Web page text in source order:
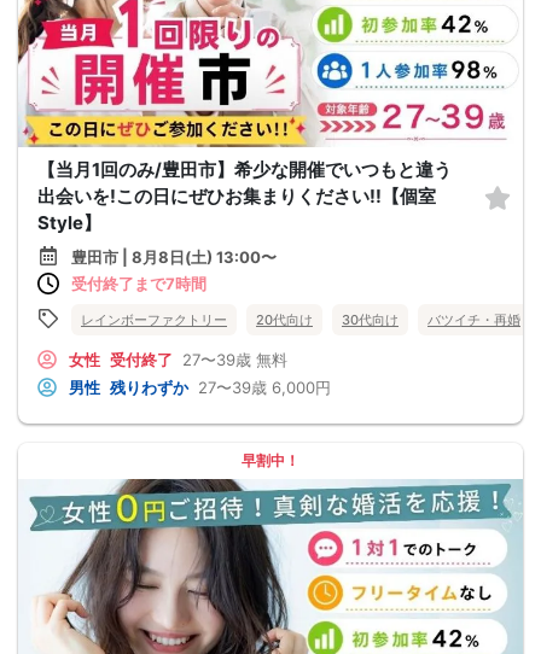
【当月1回のみ/豊田市】希少な開催でいつもと違う
出会いを!この日にぜひお集まりください!!【個室
Style】
豊田市 | 8月8日(土) 13:00〜
受付終了まで7時間
レインボーファクトリー 20代向け 30代向け バツイチ・再婚
女性 受付終了 27〜39歳 無料
男性 残りわずか 27〜39歳 6,000円
早割中！